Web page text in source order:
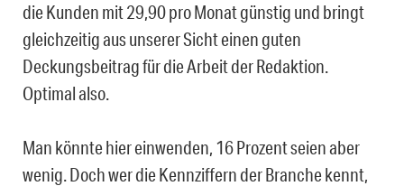
die Kunden mit 29,90 pro Monat günstig und bringt
gleichzeitig aus unserer Sicht einen guten
Deckungsbeitrag für die Arbeit der Redaktion.
Optimal also.
Man könnte hier einwenden, 16 Prozent seien aber
wenig. Doch wer die Kennziffern der Branche kennt,